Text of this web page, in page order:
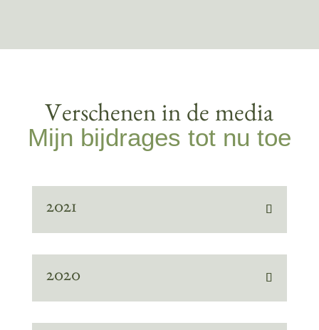
Verschenen in de media
Mijn bijdrages tot nu toe
2021
2020